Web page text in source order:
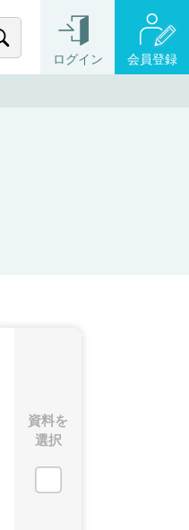
ログイン 会員登録
資料を
選択